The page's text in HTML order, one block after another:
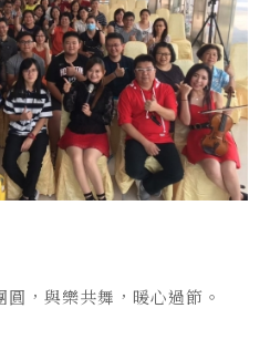
，與樂共舞，暖心過節。